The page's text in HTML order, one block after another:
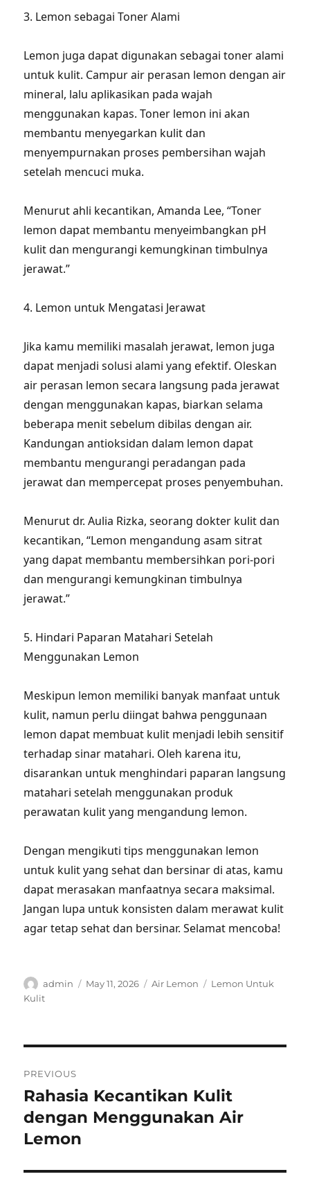
3. Lemon sebagai Toner Alami
Lemon juga dapat digunakan sebagai toner alami
untuk kulit. Campur air perasan lemon dengan air
mineral, lalu aplikasikan pada wajah
menggunakan kapas. Toner lemon ini akan
membantu menyegarkan kulit dan
menyempurnakan proses pembersihan wajah
setelah mencuci muka.
Menurut ahli kecantikan, Amanda Lee, “Toner
lemon dapat membantu menyeimbangkan pH
kulit dan mengurangi kemungkinan timbulnya
jerawat.”
4. Lemon untuk Mengatasi Jerawat
Jika kamu memiliki masalah jerawat, lemon juga
dapat menjadi solusi alami yang efektif. Oleskan
air perasan lemon secara langsung pada jerawat
dengan menggunakan kapas, biarkan selama
beberapa menit sebelum dibilas dengan air.
Kandungan antioksidan dalam lemon dapat
membantu mengurangi peradangan pada
jerawat dan mempercepat proses penyembuhan.
Menurut dr. Aulia Rizka, seorang dokter kulit dan
kecantikan, “Lemon mengandung asam sitrat
yang dapat membantu membersihkan pori-pori
dan mengurangi kemungkinan timbulnya
jerawat.”
5. Hindari Paparan Matahari Setelah
Menggunakan Lemon
Meskipun lemon memiliki banyak manfaat untuk
kulit, namun perlu diingat bahwa penggunaan
lemon dapat membuat kulit menjadi lebih sensitif
terhadap sinar matahari. Oleh karena itu,
disarankan untuk menghindari paparan langsung
matahari setelah menggunakan produk
perawatan kulit yang mengandung lemon.
Dengan mengikuti tips menggunakan lemon
untuk kulit yang sehat dan bersinar di atas, kamu
dapat merasakan manfaatnya secara maksimal.
Jangan lupa untuk konsisten dalam merawat kulit
agar tetap sehat dan bersinar. Selamat mencoba!
Author
admin
Posted
May 11, 2026 Categories
Air Lemon Tags
Lemon Untuk
Kulit
navigation
PREVIOUS
Previous
post:
Rahasia Kecantikan Kulit
dengan Menggunakan Air
Lemon